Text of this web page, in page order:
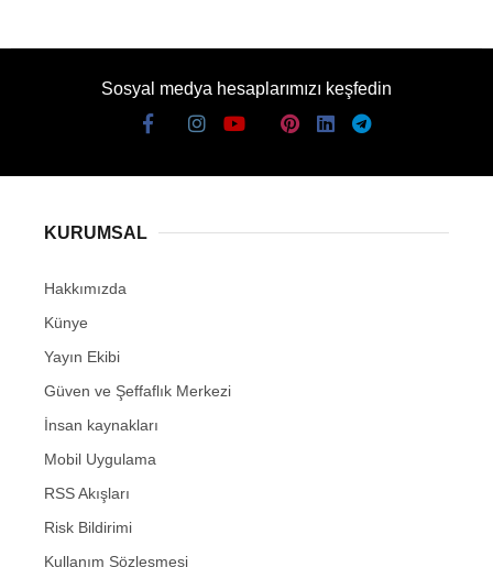
Sosyal medya hesaplarımızı keşfedin
KURUMSAL
Hakkımızda
Künye
Yayın Ekibi
Güven ve Şeffaflık Merkezi
İnsan kaynakları
Mobil Uygulama
RSS Akışları
Risk Bildirimi
Kullanım Sözleşmesi